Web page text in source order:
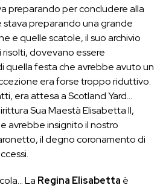
preparando per concludere alla
stava preparando una grande
e quelle scatole, il suo archivio
dovevano essere
quella festa che avrebbe avuto un
era forse troppo riduttivo.
era attesa a Scotland Yard…
Sua Maestà Elisabetta II,
avrebbe insignito il nostro
il degno coronamento di
La Regina Elisabetta è